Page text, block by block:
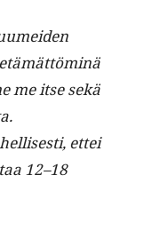
me itse sekä
ettei
12–18